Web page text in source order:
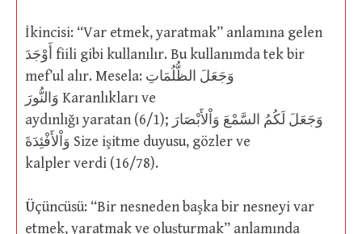
İkincisi: “Var etmek, yaratmak” anlamına gelen
أَوْجَدَ fiili gibi kullanılır. Bu kullanımda tek bir
mef’ul alır. Mesela: وَجَعَلَ الظُّلُمَاتِ
وَالنُّورَ Karanlıkları ve
aydınlığı yaratan (6/1); وَجَعَلَ لَكُمُ السَّمْعَ وَاْلأَبْصَارَ
وَاْلأَفْئِدَةَ Size işitme duyusu, gözler ve
kalpler verdi (16/78).
Üçüncüsü: “Bir nesneden başka bir nesneyi var
etmek, yaratmak ve oluşturmak” anlamında